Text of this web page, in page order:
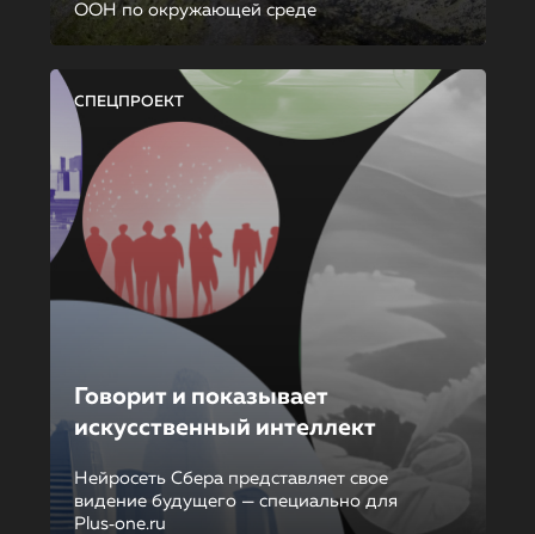
ООН по окружающей среде
СПЕЦПРОЕКТ
Говорит и показывает
искусственный интеллект
Нейросеть Сбера представляет свое
видение будущего — специально для
Plus‑one.ru